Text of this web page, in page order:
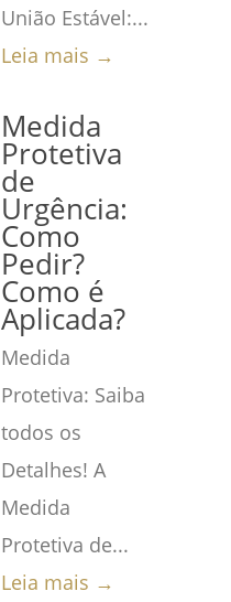
União Estável:...
Leia mais →
Medida
Protetiva
de
Urgência:
Como
Pedir?
Como é
Aplicada?
Medida
Protetiva: Saiba
todos os
Detalhes! A
Medida
Protetiva de...
Leia mais →